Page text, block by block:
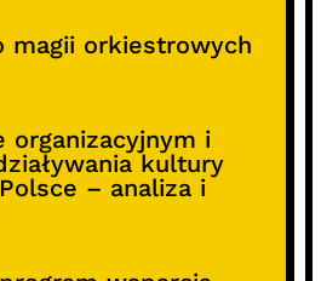
magii orkiestrowych
organizacyjnym i
kultury
– analiza i